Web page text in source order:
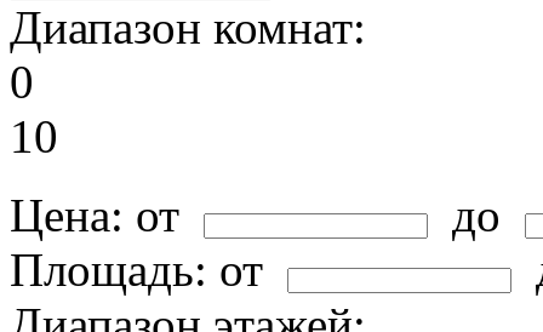
Диапазон комнат:
0
10
Цена: от
до
Площадь: от